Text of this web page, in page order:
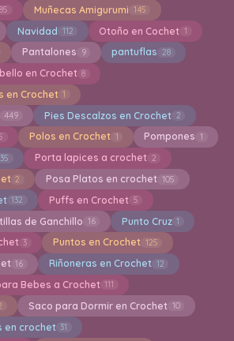
85 Muñecas Amigurumi 145
Navidad 112 Otoño en Cochet 1
Pantalones 9 pantuflas 28
en Crochet 8
en Crochet 1
449 Pies Descalzos en Crochet 2
Polos en Crochet 1 Pompones 1
Porta lapices a crochet 2
2 Posa Platos en crochet 105
132 Puffs en Crochet 5
de Ganchillo 16 Punto Cruz 1
3 Puntos en Crochet 125
16 Riñoneras en Crochet 12
Bebes a Crochet 111
Saco para Dormir en Crochet 10
en crochet 31